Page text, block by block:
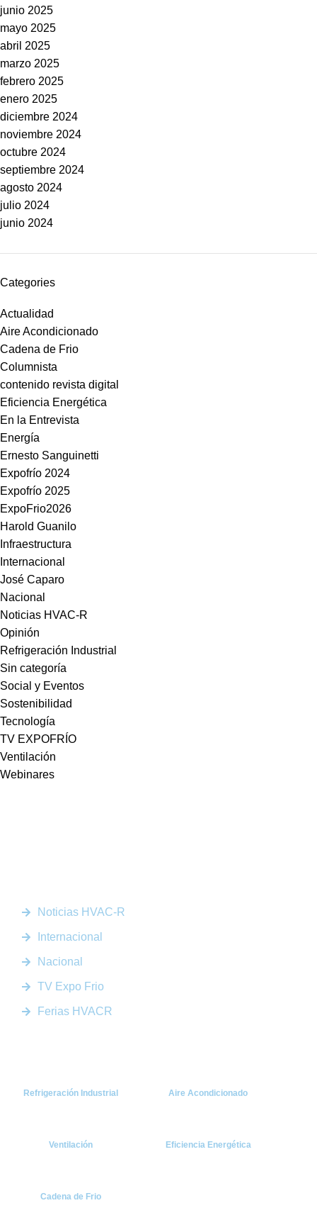
junio 2025
mayo 2025
abril 2025
marzo 2025
febrero 2025
enero 2025
diciembre 2024
noviembre 2024
octubre 2024
septiembre 2024
agosto 2024
julio 2024
junio 2024
Categories
Actualidad
Aire Acondicionado
Cadena de Frio
Columnista
contenido revista digital
Eficiencia Energética
En la Entrevista
Energía
Ernesto Sanguinetti
Expofrío 2024
Expofrío 2025
ExpoFrio2026
Harold Guanilo
Infraestructura
Internacional
José Caparo
Nacional
Noticias HVAC-R
Opinión
Refrigeración Industrial
Sin categoría
Social y Eventos
Sostenibilidad
Tecnología
TV EXPOFRÍO
Ventilación
Webinares
Noticias HVAC-R
Internacional
Nacional
TV Expo Frio
Ferias HVACR
Refrigeración Industrial Aire Acondicionado
Ventilación Eficiencia Energética
Cadena de Frio